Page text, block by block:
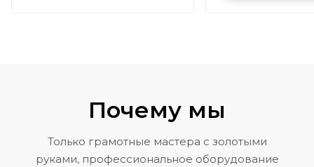
Почему мы
Только грамотные мастера с золотыми
руками, профессиональное оборудование